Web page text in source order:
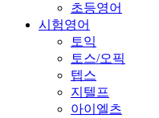
초등영어
시험영어
토익
토스/오픽
텝스
지텔프
아이엘츠